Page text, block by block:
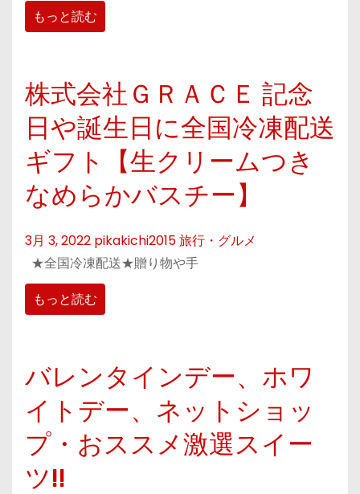
もっと読む
株式会社ＧＲＡＣＥ 記念
日や誕生日に全国冷凍配送
ギフト【生クリームつき
なめらかバスチー】
3月 3, 2022 pikakichi2015旅行・グルメ
★全国冷凍配送★贈り物や手
もっと読む
バレンタインデー、ホワ
イトデー、ネットショッ
プ・おススメ激選スイー
ツ!!